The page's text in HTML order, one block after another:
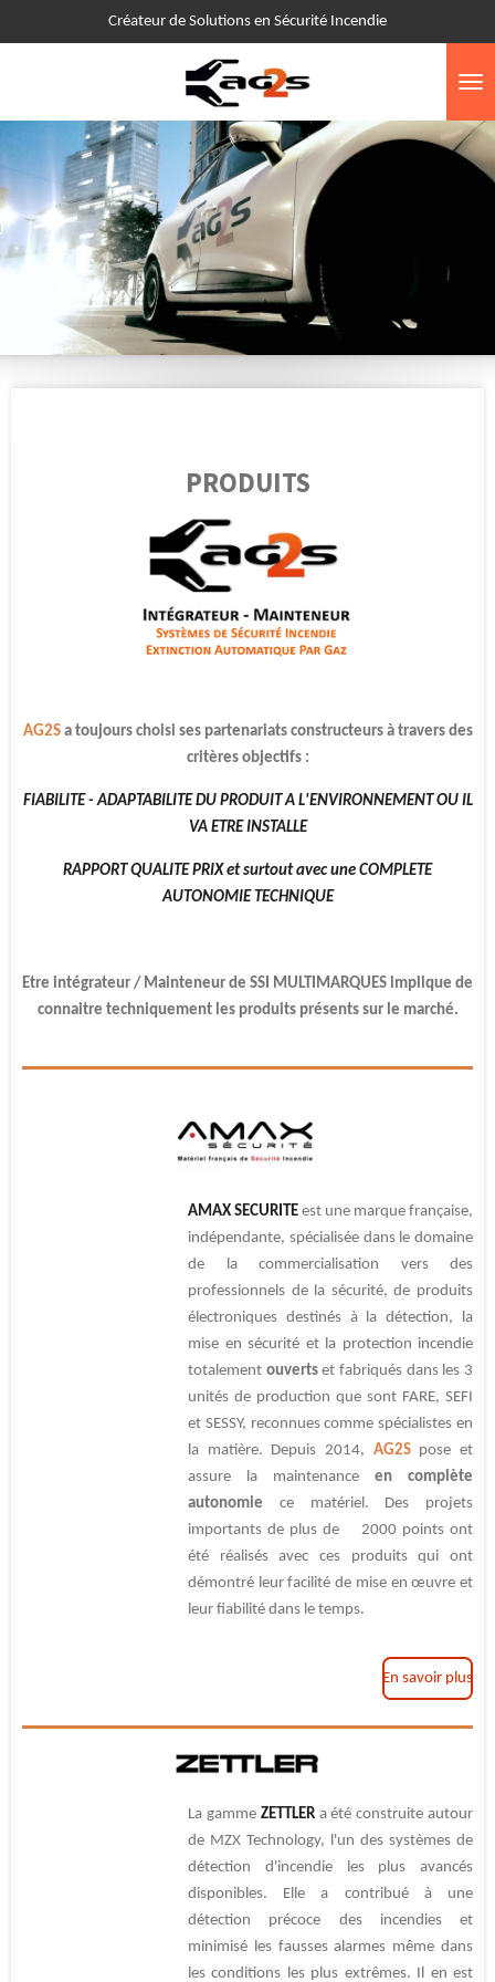
au
Créateur de Solutions en Sécurité Incendie
PRODUITS
AG2Sa toujours choisi ses partenariats constructeurs à travers des
critères objectifs :
FIABILITE -ADAPTABILITE DU PRODUIT A L'ENVIRONNEMENT OU IL
VA ETRE INSTALLE
RAPPORT QUALITE PRIX et surtout avec une COMPLETE
AUTONOMIE TECHNIQUE
Etre intégrateur / Mainteneur de SSI MULTIMARQUES implique de
connaitre techniquement les produits présents sur le marché.
AMAX SECURITE est une marque française,
indépendante, spécialisée dans le domaine
de la commercialisation vers des
professionnels de la sécurité, de produits
électroniques destinés à la détection, la
mise en sécurité et la protection incendie
totalement ouvertset fabriqués dans les 3
unités de production que sont FARE, SEFI
et SESSY, reconnues comme spécialistes en
la matière. Depuis 2014, AG2Spose et
assure la maintenance en complète
autonomie ce matériel. Des projets
importants de plus de 2000 points ont
été réalisés avec ces produits qui ont
démontré leur facilité de mise en œuvre et
leur fiabilité dans le temps.
En savoir plus
La gamme ZETTLERa été construite autour
de MZX Technology, l'un des systèmes de
détection d'incendie les plus avancés
disponibles. Elle a contribué à une
détection précoce des incendies et
minimisé les fausses alarmes même dans
les conditions les plus extrêmes. Il en est